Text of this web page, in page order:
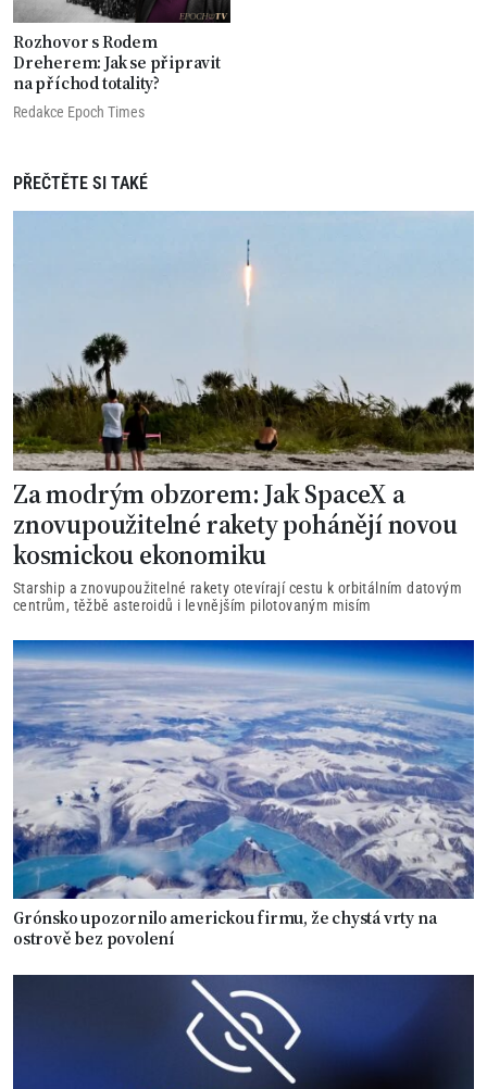
Rozhovor s Rodem
Dreherem: Jak se připravit
na příchod totality?
Redakce Epoch Times
PŘEČTĚTE SI TAKÉ
Za modrým obzorem: Jak SpaceX a
znovupoužitelné rakety pohánějí novou
kosmickou ekonomiku
Starship a znovupoužitelné rakety otevírají cestu k orbitálním datovým
centrům, těžbě asteroidů i levnějším pilotovaným misím
Grónsko upozornilo americkou firmu, že chystá vrty na
ostrově bez povolení